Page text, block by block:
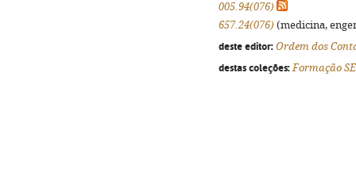
005.94(076)
657.24(076) (medicina,
deste editor: Ordem dos
destas coleções: Formação